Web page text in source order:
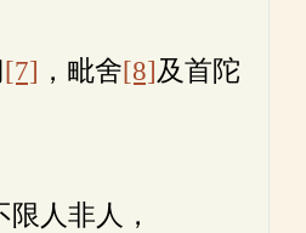
[7] ，毗舍[8]及首陀
人非人，